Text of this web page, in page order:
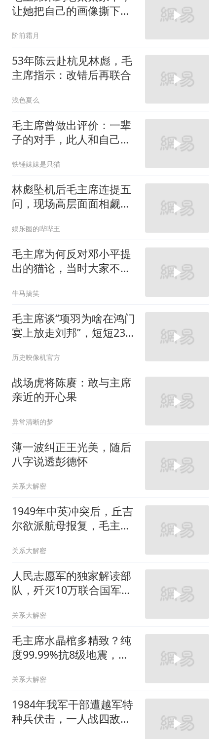
让她把自己的画像撕下
阶前霜月
53年陈云赴杭见林彪，毛
主席指示：改错后再联合
浅色夏么
毛主席曾做出评价：一辈
子的对手，此人和自己较
铁锤妹妹是只猫
林彪坠机后毛主席连提五
问，现场高层面面相觑无
娱乐圈的哔哔王
毛主席为何反对邓小平提
出的猫论，当时大家不理
牛马搞笑
毛主席谈“项羽为啥在鸿门
宴上放走刘邦”，短短23
历史映像机官方
战场虎将陈赓：敢与主席
亲近的开心果
异常清晰的梦
薄一波纠正王光美，随后
八字说透彭德怀
关系大解密
1949年中英冲突后，丘吉
尔欲派航母报复，毛主席
关系大解密
人民志愿军的独家解读部
队，歼灭10万联合国军，
关系大解密
毛主席水晶棺多精致？纯
度99.99%抗8级地震，至
关系大解密
1984年我军干部遭越军特
种兵伏击，一人战四敌壮